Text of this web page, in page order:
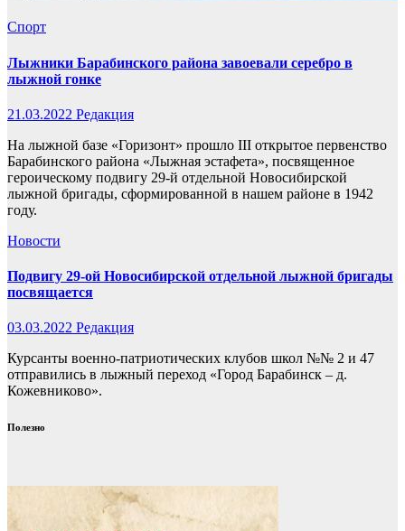
Спорт
Лыжники Барабинского района завоевали серебро в
лыжной гонке
21.03.2022 Редакция
На лыжной базе «Горизонт» прошло III открытое первенство
Барабинского района «Лыжная эстафета», посвященное
героическому подвигу 29-й отдельной Новосибирской
лыжной бригады, сформированной в нашем районе в 1942
году.
Новости
Подвигу 29-ой Новосибирской отдельной лыжной бригады
посвящается
03.03.2022 Редакция
Курсанты военно-патриотических клубов школ №№ 2 и 47
отправились в лыжный переход «Город Барабинск – д.
Кожевниково».
Полезно